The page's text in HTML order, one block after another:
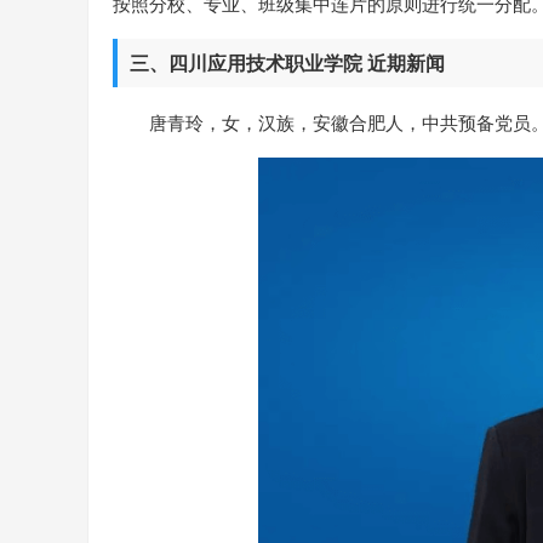
三、四川应用技术职业学院 近期新闻
唐青玲，女，汉族，安徽合肥人，中共预备党员